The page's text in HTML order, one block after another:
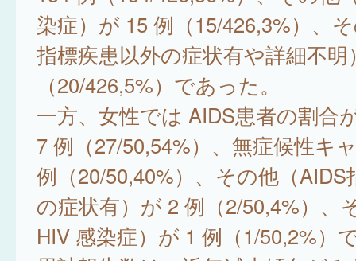
染症）が 15 例（15/426,3%）、
指標疾患以外の症状有や詳細不明
（20/426,5%）であった。
一方、女性では AIDS患者の割合
7 例（27/50,54%）、無症候性キ
例（20/50,40%）、その他（AIDS
の症状有）が 2 例（2/50,4%）、
HIV 感染症）が 1 例（1/50,2%）